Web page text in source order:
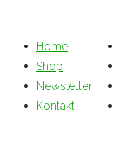
Home
Shop
Newsletter
Kontakt